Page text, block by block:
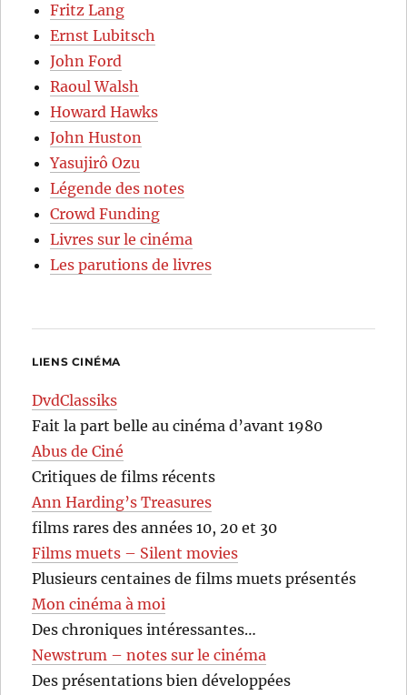
Fritz Lang
Ernst Lubitsch
John Ford
Raoul Walsh
Howard Hawks
John Huston
Yasujirô Ozu
Légende des notes
Crowd Funding
Livres sur le cinéma
Les parutions de livres
LIENS CINÉMA
DvdClassiks
Fait la part belle au cinéma d’avant 1980
Abus de Ciné
Critiques de films récents
Ann Harding’s Treasures
films rares des années 10, 20 et 30
Films muets – Silent movies
Plusieurs centaines de films muets présentés
Mon cinéma à moi
Des chroniques intéressantes…
Newstrum – notes sur le cinéma
Des présentations bien développées